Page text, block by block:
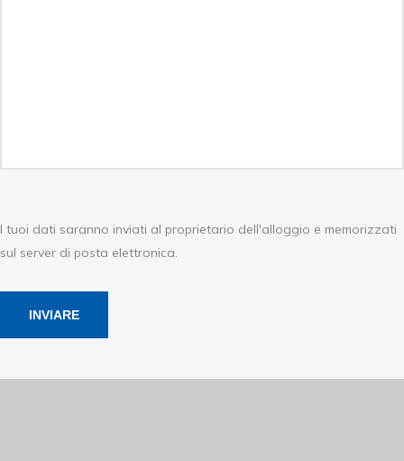
I tuoi dati saranno inviati al proprietario dell'alloggio e memorizzati
sul server di posta elettronica.
INVIARE